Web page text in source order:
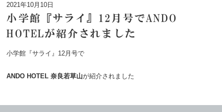
2021年10月10日
小学館『サライ』12月号でANDO
HOTELが紹介されました
小学館『サライ』12月号で
ANDO HOTEL 奈良若草山が紹介されました